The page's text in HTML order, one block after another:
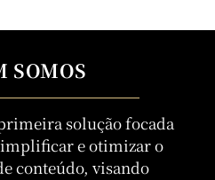
SOMOS
solução focada
e otimizar o
conteúdo, visando